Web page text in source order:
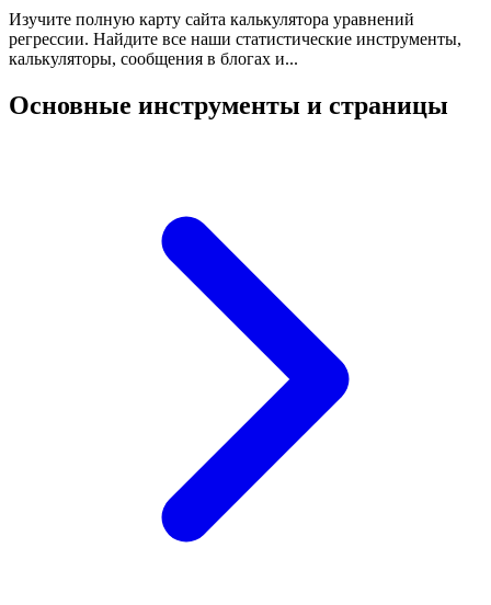
Изучите полную карту сайта калькулятора уравнений
регрессии. Найдите все наши статистические инструменты,
калькуляторы, сообщения в блогах и...
Основные инструменты и страницы